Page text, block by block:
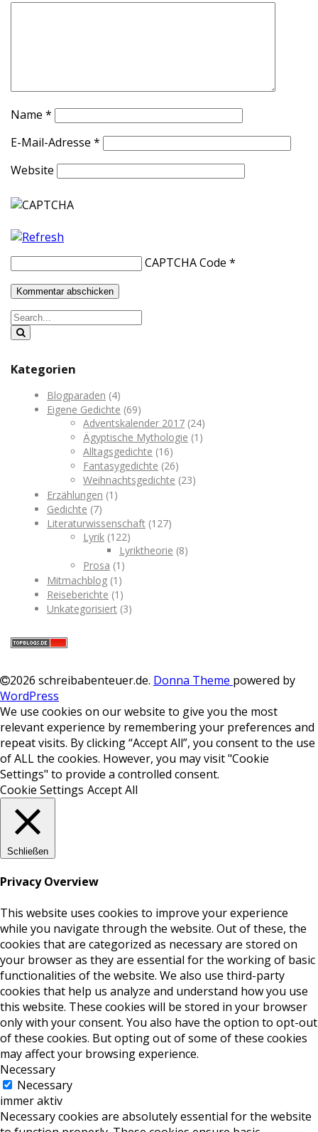
Name *
E-Mail-Adresse *
Website
CAPTCHA Code *
Kategorien
Blogparaden (4)
Eigene Gedichte (69)
Adventskalender 2017 (24)
Ägyptische Mythologie (1)
Alltagsgedichte (16)
Fantasygedichte (26)
Weihnachtsgedichte (23)
Erzählungen (1)
Gedichte (7)
Literaturwissenschaft (127)
Lyrik (122)
Lyriktheorie (8)
Prosa (1)
Mitmachblog (1)
Reiseberichte (1)
Unkategorisiert (3)
2026 schreibabenteuer.de. Donna Theme powered by
WordPress
We use cookies on our website to give you the most
relevant experience by remembering your preferences and
repeat visits. By clicking “Accept All”, you consent to the use
of ALL the cookies. However, you may visit "Cookie
Settings" to provide a controlled consent.
Cookie Settings Accept All
Schließen
Privacy Overview
This website uses cookies to improve your experience
while you navigate through the website. Out of these, the
cookies that are categorized as necessary are stored on
your browser as they are essential for the working of basic
functionalities of the website. We also use third-party
cookies that help us analyze and understand how you use
this website. These cookies will be stored in your browser
only with your consent. You also have the option to opt-out
of these cookies. But opting out of some of these cookies
may affect your browsing experience.
Necessary
Necessary
immer aktiv
Necessary cookies are absolutely essential for the website